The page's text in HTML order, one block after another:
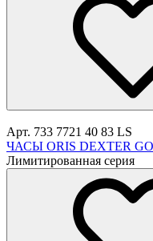
Арт. 733 7721 40 83 LS
ЧАСЫ ORIS DEXTER
Лимитированная серия